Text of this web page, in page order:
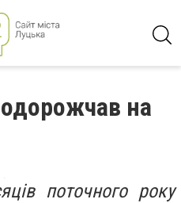
на
поточного року